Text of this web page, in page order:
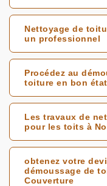
Nettoyage de
un professionnel
Procédez au
toiture en bon état
Les travaux de
pour les toits à
obtenez votre
démoussage de
Couverture